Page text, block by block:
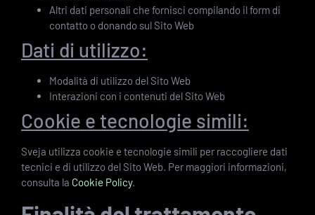
Altri dati personali che fornisci compilando il form di
contatto o donando sul Sito Web
Dati di utilizzo:
Modalità di utilizzo del Sito Web
Interazioni con i contenuti del Sito Web
Cookie e tecnologie simili:
Sveja utilizza cookie e tecnologie simili per raccogliere dati
tecnici e di utilizzo del Sito Web. Per maggiori informazioni,
consulta la Cookie Policy.